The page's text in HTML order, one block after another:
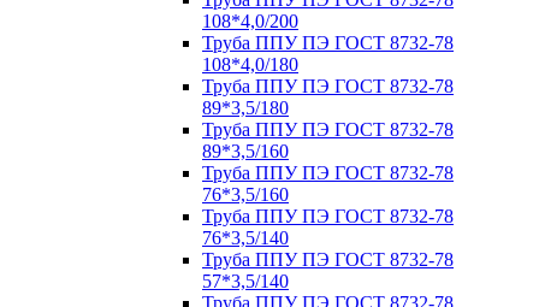
108*4,0/200
Труба ППУ ПЭ ГОСТ 8732-78
108*4,0/180
Труба ППУ ПЭ ГОСТ 8732-78
89*3,5/180
Труба ППУ ПЭ ГОСТ 8732-78
89*3,5/160
Труба ППУ ПЭ ГОСТ 8732-78
76*3,5/160
Труба ППУ ПЭ ГОСТ 8732-78
76*3,5/140
Труба ППУ ПЭ ГОСТ 8732-78
57*3,5/140
Труба ППУ ПЭ ГОСТ 8732-78